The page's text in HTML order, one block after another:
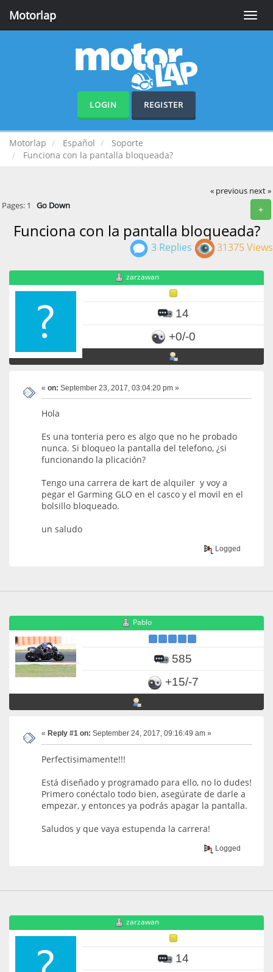
Toggle
Motorlap
LOGIN REGISTER
Motorlap Español
Soporte
Funciona con la pantalla bloqueada?
« previous next »
+
Pages: 1 Go Down
Funciona con la pantalla bloqueada?
3 Replies 31375 Views
zarzawan
14
+0/-0
« on: September 23, 2017, 03:04:20 pm »
Hola
Es una tonteria pero es algo que no he probado
nunca. Si bloqueo la pantalla del telefono, ¿si
funcionando la plicación?
Tengo una carrera de kart de alquiler y voy a
pegar el Garming GLO en el casco y el movil en el
bolsillo bloqueado.
un saludo
Logged
Pablo
585
+15/-7
« Reply #1 on: September 24, 2017, 09:16:49 am »
Perfectisimamente!!!
Está diseñado y programado para ello, no lo dudes!
Primero conéctalo todo bien, asegúrate de darle a
empezar, y entonces ya podrás apagar la pantalla.
Saludos y que vaya estupenda la carrera!
Logged
zarzawan
14